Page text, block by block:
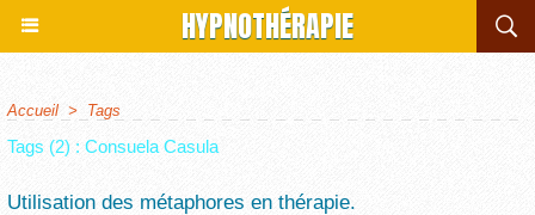
HYPNOTHÉRAPIE
Accueil > Tags
Tags (2) : Consuela Casula
Utilisation des métaphores en thérapie.